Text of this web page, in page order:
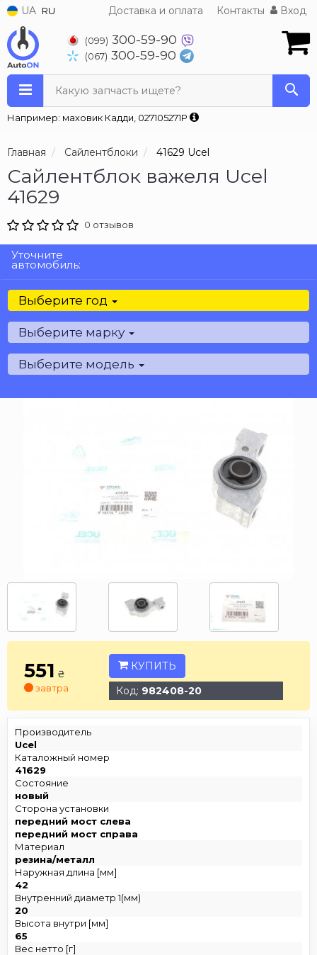
UA RU Доставка и оплата Контакты Вход
(099) 300-59-90
(067) 300-59-90
Какую запчасть ищете?
Например: маховик Кадди, 027105271P
Главная Сайлентблоки 41629 Ucel
Сайлентблок важеля Ucel
41629
0 отзывов
Уточните
автомобиль:
Выберите год
Выберите марку
Выберите модель
551 ₴
завтра
КУПИТЬ
Код: 982408-20
Производитель
Ucel
Каталожный номер
41629
Состояние
новый
Сторона установки
передний мост слева
передний мост справа
Материал
резина/металл
Наружная длина [мм]
42
Внутренний диаметр 1(мм)
20
Высота внутри [мм]
65
Вес нетто [г]